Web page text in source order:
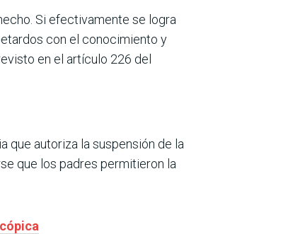
Si efectivamente se logra
con el conocimiento y
en el artículo 226 del
que autoriza la suspensión de la
que los padres permitieron la